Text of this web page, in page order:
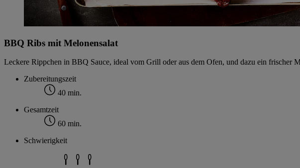
BBQ Ribs mit Melonensalat
Leckere Rippchen in BBQ Sauce, ideal vom Grill oder aus dem Ofen, und dazu ein frischer
Zubereitungszeit
40 min.
Gesamtzeit
60 min.
Schwierigkeit